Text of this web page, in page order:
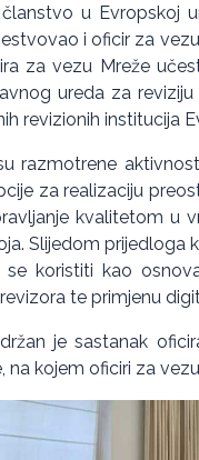
u Evropskoj
i oficir za
za vezu Mreže
ureda za
revizionih institucija
razmotrene
za realizaciju
kvalitetom u
Slijedom prijedloga
koristiti kao
te primjenu
je sastanak
na kojem oficiri za